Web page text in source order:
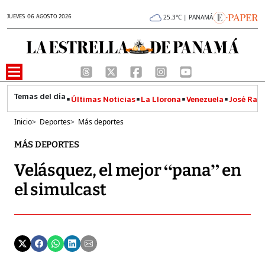
JUEVES 06 AGOSTO 2026 25.3°C | PANAMÁ
Últimas Noticias La Llorona Venezuela José
Inicio> Deportes> Más deportes
MÁS DEPORTES
Velásquez, el mejor “pana” en
el simulcast